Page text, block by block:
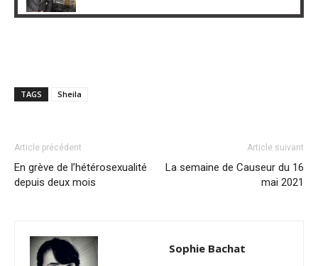
TAGS Sheila
Article précédent
En grève de l’hétérosexualité
depuis deux mois
Article suivant
La semaine de Causeur du 16
mai 2021
Sophie Bachat